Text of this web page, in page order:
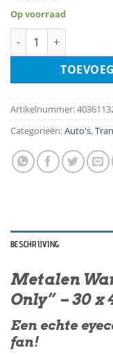
Op voorraad
Skoda Parking Only
Artikelnummer:
Categorieën:Auto's,
BESCHRIJVING
Metalen
Only” – 30 x
Een echte
fan!